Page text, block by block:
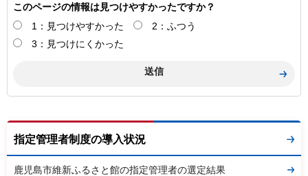
このページの情報は見つけやすかったですか？
1：見つけやすかった
2：ふつう
3：見つけにくかった
指定管理者制度の導入状況
鹿児島市維新ふるさと館の指定管理者の選定結果